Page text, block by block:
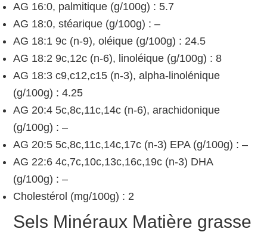
AG 16:0, palmitique (g/100g) : 5.7
AG 18:0, stéarique (g/100g) : –
AG 18:1 9c (n-9), oléique (g/100g) : 24.5
AG 18:2 9c,12c (n-6), linoléique (g/100g) : 8
AG 18:3 c9,c12,c15 (n-3), alpha-linolénique
(g/100g) : 4.25
AG 20:4 5c,8c,11c,14c (n-6), arachidonique
(g/100g) : –
AG 20:5 5c,8c,11c,14c,17c (n-3) EPA (g/100g) : –
AG 22:6 4c,7c,10c,13c,16c,19c (n-3) DHA
(g/100g) : –
Cholestérol (mg/100g) : 2
Sels Minéraux Matière grasse